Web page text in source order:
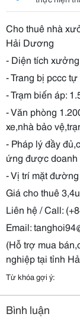
Cho thuê nhà
Hải Dương
- Diện tích
- Trang bị pccc
- Trạm biến áp:
- Văn phòng
xe,nhà bảo
- Pháp lý đầy
ứng được doanh
- Vị trí mặt
Giá cho thuê
Liên hệ / Call:
Email:
(Hỗ trợ mua
nghiệp tại tỉnh
Từ khóa gợi ý:
Bình luận